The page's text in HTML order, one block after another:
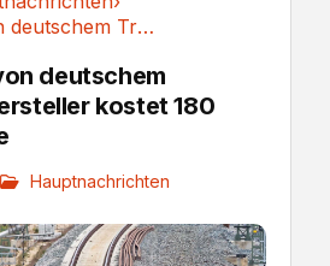
Übernahme von deutschem Traditions-Hersteller...
deutschem
kostet 180
Hauptnachrichten